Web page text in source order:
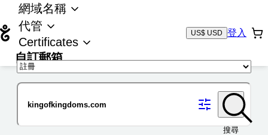
網域名稱
代管
Certificates
自訂郵箱
US$ USD 登入
搜尋